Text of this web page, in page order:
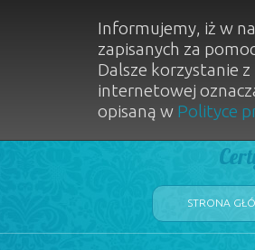
STRONA
Informujemy, iż w
zapisanych za
Dalsze korzystanie
internetowej
opisaną w Polityce